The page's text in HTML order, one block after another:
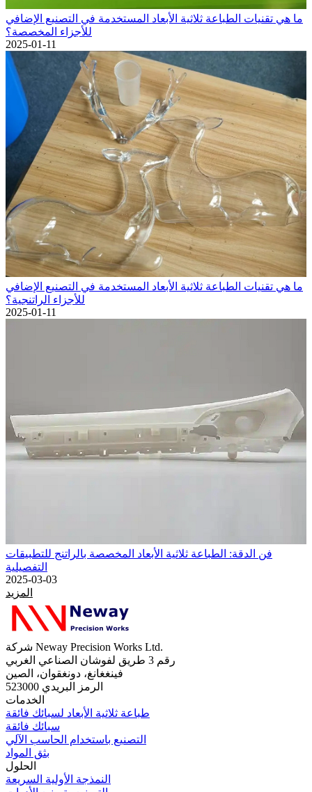
ما هي تقنيات الطباعة ثلاثية الأبعاد المستخدمة في التصنيع الإضافي
للأجزاء المخصصة؟
2025-01-11
ما هي تقنيات الطباعة ثلاثية الأبعاد المستخدمة في التصنيع الإضافي
للأجزاء الراتنجية؟
2025-01-11
فن الدقة: الطباعة ثلاثية الأبعاد المخصصة بالراتنج للتطبيقات
التفصيلية
2025-03-03
المزيد
شركة Neway Precision Works Ltd.
رقم 3 طريق لفوشان الصناعي الغربي
فينغغانغ، دونغقوان، الصين
الرمز البريدي 523000
الخدمات
طباعة ثلاثية الأبعاد لسبائك فائقة
سبائك فائقة
التصنيع باستخدام الحاسب الآلي
بثق المواد
الحلول
النمذجة الأولية السريعة